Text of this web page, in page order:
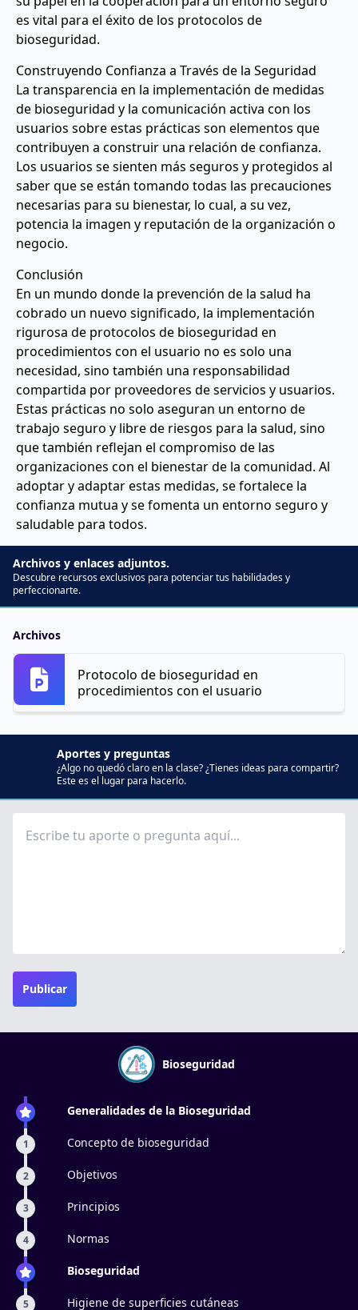
es vital para el éxito de los protocolos de
bioseguridad.
Construyendo Confianza a Través de la Seguridad
La transparencia en la implementación de medidas
de bioseguridad y la comunicación activa con los
usuarios sobre estas prácticas son elementos que
contribuyen a construir una relación de confianza.
Los usuarios se sienten más seguros y protegidos al
saber que se están tomando todas las precauciones
necesarias para su bienestar, lo cual, a su vez,
potencia la imagen y reputación de la organización o
negocio.
Conclusión
En un mundo donde la prevención de la salud ha
cobrado un nuevo significado, la implementación
rigurosa de protocolos de bioseguridad en
procedimientos con el usuario no es solo una
necesidad, sino también una responsabilidad
compartida por proveedores de servicios y usuarios.
Estas prácticas no solo aseguran un entorno de
trabajo seguro y libre de riesgos para la salud, sino
que también reflejan el compromiso de las
organizaciones con el bienestar de la comunidad. Al
adoptar y adaptar estas medidas, se fortalece la
confianza mutua y se fomenta un entorno seguro y
saludable para todos.
Archivos y enlaces adjuntos.
Descubre recursos exclusivos para potenciar tus habilidades y
perfeccionarte.
Archivos
Protocolo de bioseguridad en
procedimientos con el usuario
Aportes y preguntas
¿Algo no quedó claro en la clase? ¿Tienes ideas para compartir?
Este es el lugar para hacerlo.
Publicar
Bioseguridad
Generalidades de la Bioseguridad
1 Concepto de bioseguridad
2 Objetivos
3 Principios
4 Normas
Bioseguridad
5 Higiene de superficies cutáneas